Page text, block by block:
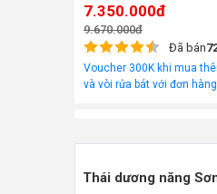
7.350.000đ
9.670.000đ
Đã bán
Voucher 300K khi mua
và vòi rửa bát với đơn
Thái dương năng